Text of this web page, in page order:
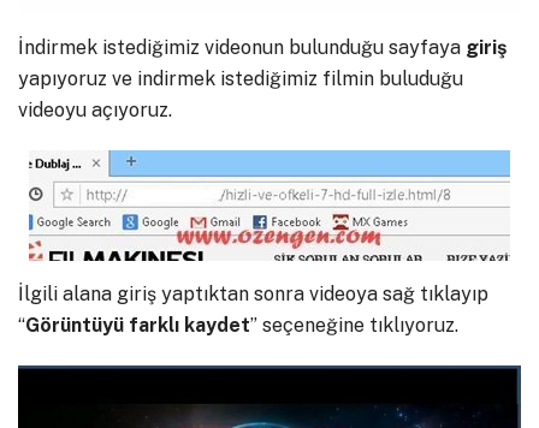
İndirmek istediğimiz videonun bulunduğu sayfaya giriş
yapıyoruz ve indirmek istediğimiz filmin buluduğu
videoyu açıyoruz.
İlgili alana giriş yaptıktan sonra videoya sağ tıklayıp
“Görüntüyü farklı kaydet” seçeneğine tıklıyoruz.